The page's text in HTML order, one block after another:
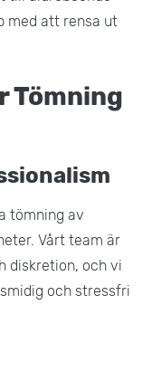
med att rensa ut
Tömning
tömning av
Vårt team är
diskretion, och vi
och stressfri